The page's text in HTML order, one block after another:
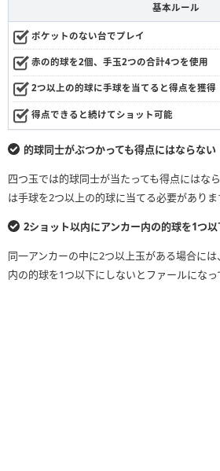
基本ルール
ポケットのない台でプレイ
赤の的球を2個、手玉2つの合計4つを使用
2つ以上の的球に手球を当てると得点を獲得
得点できると続けてショット可能
的球同士がぶつかっても得点にはならない
四つ玉では的球同士が当たっても得点にはな
は手球を2つ以上の的球に当てる必要がありま
2ショット以内にアンカー内の的球を1つ以
同一アンカーの中に2つ以上玉がある場合に
内の的球を1つ以下にしないとファールになっ